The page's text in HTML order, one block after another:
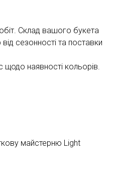
Склад вашого букета
сезонності та поставки
наявності кольорів.
майстерню Light